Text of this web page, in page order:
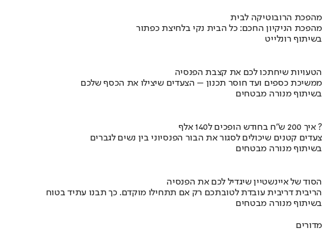
מהפכת הרובוטיקה לבית
מהפכת הניקיון החכם: כל הבית נקי בלחיצת כפתור
בשיתוף רונלייט
הטעויות שיחתכו לכם את קצבת הפנסיה
ממשיכת כספים ועד חוסר תכנון – הצעדים שיצילו את הכסף שלכם
בשיתוף מנורה מבטחים
איך 200 ש"ח בחודש הופכים ל140 אלף ?
צעדים קטנים שיכולים לסגור את הבור הפנסיוני בין נשים לגברים
בשיתוף מנורה מבטחים
הסוד של איינשטיין שיגדיל לכם את הפנסיה
הריבית דריבית עובדת לטובתכם רק אם תתחילו מוקדם. כך תבנו עתיד בטוח
בשיתוף מנורה מבטחים
מדורים